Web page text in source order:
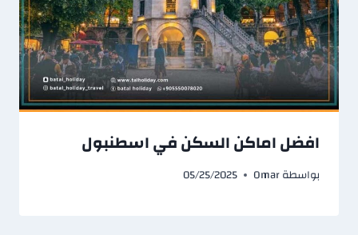
افضل اماكن السكن في اسطنبول​
بواسطةOmar
05/25/2025